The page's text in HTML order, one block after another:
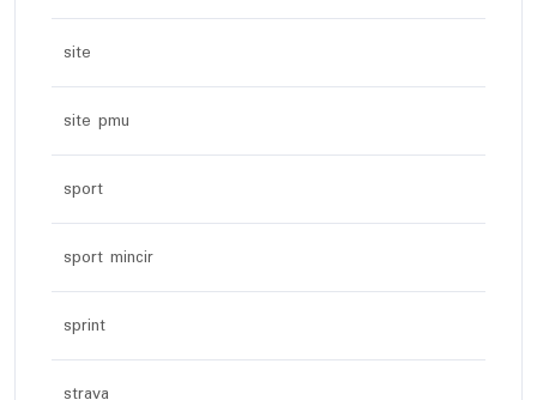
site
site pmu
sport
sport mincir
sprint
strava